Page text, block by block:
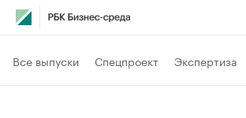
Все выпуски Спецпроект Экспертиза